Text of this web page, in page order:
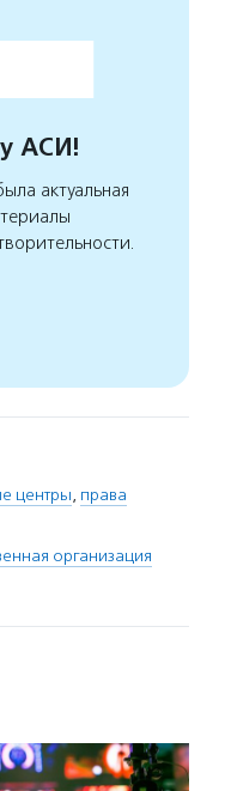
АСИ!
актуальная
центры, права
организация